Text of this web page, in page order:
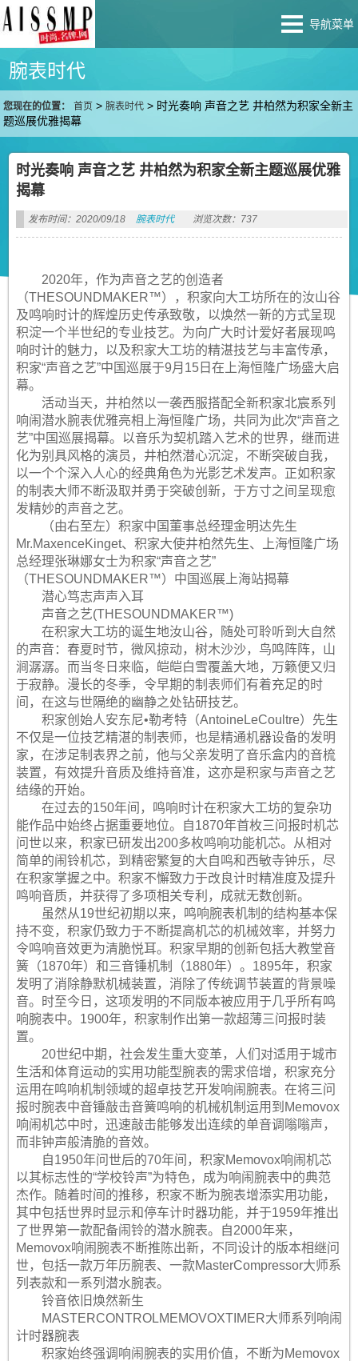
导航菜单
腕表时代
您现在的位置： 首页 >腕表时代 > 时光奏响 声音之艺 井柏然为积家全新主
题巡展优雅揭幕
时光奏响 声音之艺 井柏然为积家全新主题巡展优雅
揭幕
发布时间：2020/09/18 腕表时代 浏览次数：737
2020年，作为声音之艺的创造者
（THESOUNDMAKER™），积家向大工坊所在的汝山谷
及鸣响时计的辉煌历史传承致敬，以焕然一新的方式呈现
积淀一个半世纪的专业技艺。为向广大时计爱好者展现鸣
响时计的魅力，以及积家大工坊的精湛技艺与丰富传承，
积家“声音之艺”中国巡展于9月15日在上海恒隆广场盛大启
幕。
活动当天，井柏然以一袭西服搭配全新积家北宸系列
响闹潜水腕表优雅亮相上海恒隆广场，共同为此次“声音之
艺”中国巡展揭幕。以音乐为契机踏入艺术的世界，继而进
化为别具风格的演员，井柏然潜心沉淀，不断突破自我，
以一个个深入人心的经典角色为光影艺术发声。正如积家
的制表大师不断汲取并勇于突破创新，于方寸之间呈现愈
发精妙的声音之艺。
（由右至左）积家中国董事总经理金明达先生
Mr.MaxenceKinget、积家大使井柏然先生、上海恒隆广场
总经理张琳娜女士为积家“声音之艺”
（THESOUNDMAKER™）中国巡展上海站揭幕
潜心笃志声声入耳
声音之艺(THESOUNDMAKER™)
在积家大工坊的诞生地汝山谷，随处可聆听到大自然
的声音：春夏时节，微风掠动，树木沙沙，鸟鸣阵阵，山
涧潺潺。而当冬日来临，皑皑白雪覆盖大地，万籁便又归
于寂静。漫长的冬季，令早期的制表师们有着充足的时
间，在这与世隔绝的幽静之处钻研技艺。
积家创始人安东尼•勒考特（AntoineLeCoultre）先生
不仅是一位技艺精湛的制表师，也是精通机器设备的发明
家，在涉足制表界之前，他与父亲发明了音乐盒内的音梳
装置，有效提升音质及维持音准，这亦是积家与声音之艺
结缘的开始。
在过去的150年间，鸣响时计在积家大工坊的复杂功
能作品中始终占据重要地位。自1870年首枚三问报时机芯
问世以来，积家已研发出200多枚鸣响功能机芯。从相对
简单的闹铃机芯，到精密繁复的大自鸣和西敏寺钟乐，尽
在积家掌握之中。积家不懈致力于改良计时精准度及提升
鸣响音质，并获得了多项相关专利，成就无数创新。
虽然从19世纪初期以来，鸣响腕表机制的结构基本保
持不变，积家仍致力于不断提高机芯的机械效率，并努力
令鸣响音效更为清脆悦耳。积家早期的创新包括大教堂音
簧（1870年）和三音锤机制（1880年）。1895年，积家
发明了消除静默机械装置，消除了传统调节装置的背景噪
音。时至今日，这项发明的不同版本被应用于几乎所有鸣
响腕表中。1900年，积家制作出第一款超薄三问报时装
置。
20世纪中期，社会发生重大变革，人们对适用于城市
生活和体育运动的实用功能型腕表的需求倍增，积家充分
运用在鸣响机制领域的超卓技艺开发响闹腕表。在将三问
报时腕表中音锤敲击音簧鸣响的机械机制运用到Memovox
响闹机芯中时，迅速敲击能够发出连续的单音调嗡嗡声，
而非钟声般清脆的音效。
自1950年问世后的70年间，积家Memovox响闹机芯
以其标志性的“学校铃声”为特色，成为响闹腕表中的典范
杰作。随着时间的推移，积家不断为腕表增添实用功能，
其中包括世界时显示和停车计时器功能，并于1959年推出
了世界第一款配备闹铃的潜水腕表。自2000年来，
Memovox响闹腕表不断推陈出新，不同设计的版本相继问
世，包括一款万年历腕表、一款MasterCompressor大师系
列表款和一系列潜水腕表。
铃音依旧焕然新生
MASTERCONTROLMEMOVOXTIMER大师系列响闹
计时器腕表
积家始终强调响闹腕表的实用价值，不断为Memovox